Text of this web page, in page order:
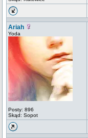
Ariah
Yoda
Posty: 896
Skąd: Sopot